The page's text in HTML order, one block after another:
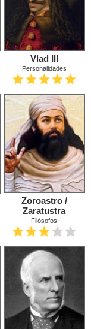
Vlad III
Personalidades
Zoroastro /
Zaratustra
Filósofos